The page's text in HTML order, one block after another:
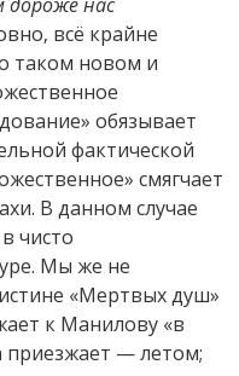
всё крайне
таком новом и
обязывает
фактической
смягчает
В данном случае
чисто
Мы же не
«Мертвых душ»
к Манилову «в
приезжает — летом;